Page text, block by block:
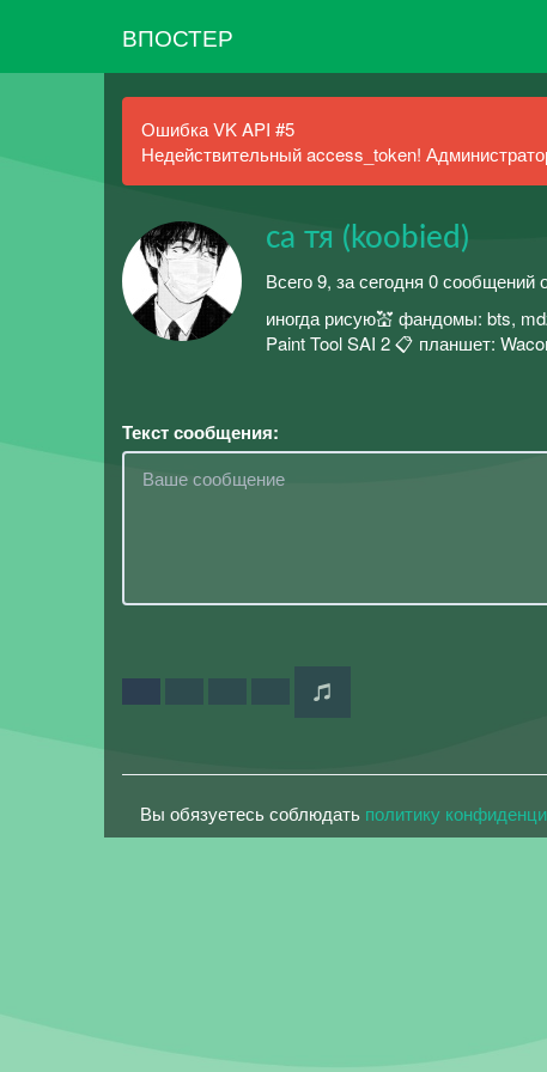
ВПОСТЕР
Ошибка VK API #5
Недействительный access_token!
са тя (koobied)
Всего 9, за сегодня 0 сообщений
иногда рисую💒 фандомы: bts,
Paint Tool SAI 2 📋 планшет:
Текст сообщения:
Вы обязуетесь соблюдать политику